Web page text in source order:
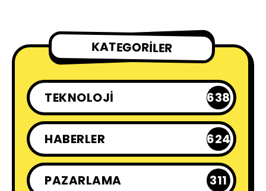
KATEGORILER
TEKNOLOJI 638
HABERLER 624
PAZARLAMA 311